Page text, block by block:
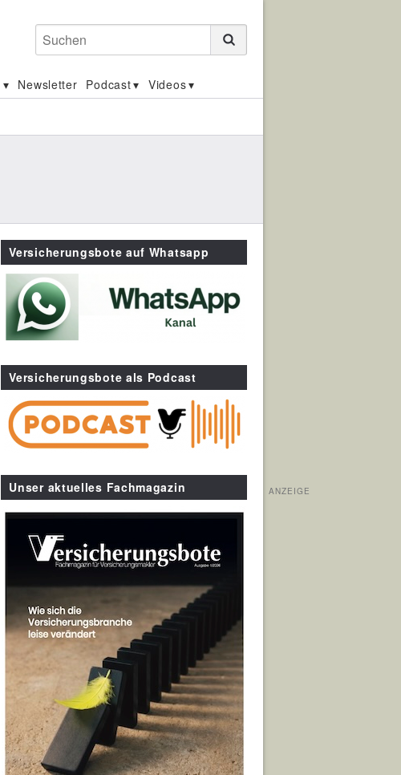
Suchen
Newsletter Podcast Videos
Versicherungsbote auf Whatsapp
Versicherungsbote als Podcast
Unser aktuelles Fachmagazin ANZEIGE